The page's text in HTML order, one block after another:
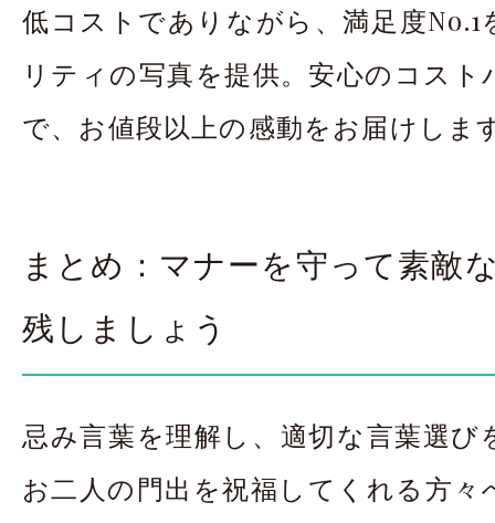
低コストでありながら、満足度
リティの写真を提供。安心のコス
で、お値段以上の感動をお届けしま
まとめ：マナーを守って素敵
残しましょう
忌み言葉を理解し、適切な言葉選び
お二人の門出を祝福してくれる方々